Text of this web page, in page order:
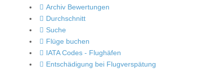
Archiv Bewertungen
Durchschnitt
Suche
Flüge buchen
IATA Codes - Flughäfen
Entschädigung bei Flugverspätung